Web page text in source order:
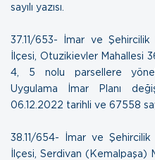
sayılı yazısı.
37.11/653- İmar ve Şehircilik
İlçesi, Otuzikievler Mahallesi
4, 5 nolu parsellere
Uygulama İmar Planı
06.12.2022 tarihli ve 67558
38.11/654- İmar ve Şehircilik
İlçesi, Serdivan (Kemalpaşa)